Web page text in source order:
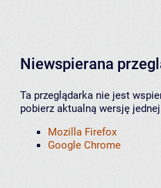
Niewspierana
Ta przeglądarka nie jest
pobierz aktualną wersję
Mozilla Firefox
Google Chrome